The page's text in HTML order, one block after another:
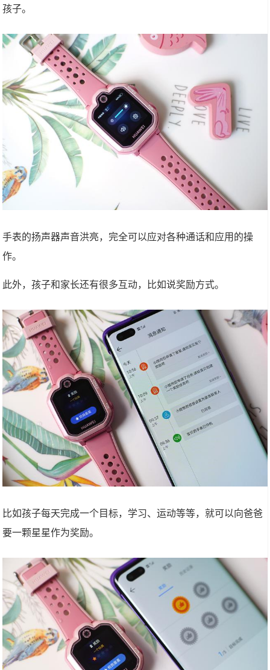
孩子。
手表的扬声器声音洪亮，完全可以应对各种通话和应用的操
作。
此外，孩子和家长还有很多互动，比如说奖励方式。
比如孩子每天完成一个目标，学习、运动等等，就可以向爸爸
要一颗星星作为奖励。